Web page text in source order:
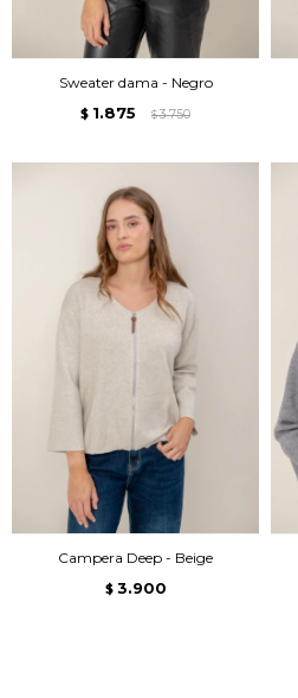
Sweater dama - Negro
$ 1.875 $ 3.750
Campera Deep - Beige
$ 3.900